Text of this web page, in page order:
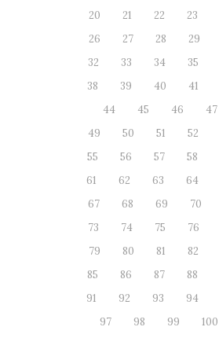
20
21 22 23
26
27 28 29
32
33 34 35
38
39 40 41
44
45 46 47
49
50 51 52
55
56 57 58
61
62 63 64
67
68 69 70
73
74 75 76
79
80 81 82
85
86 87 88
91
92 93 94
97
98 99 100